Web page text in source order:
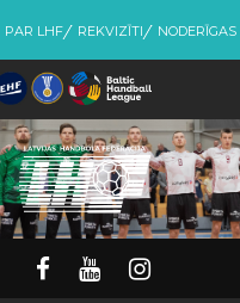
PAR LHF REKVIZĪTI